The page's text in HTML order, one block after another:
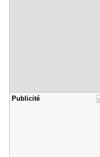
Publicité